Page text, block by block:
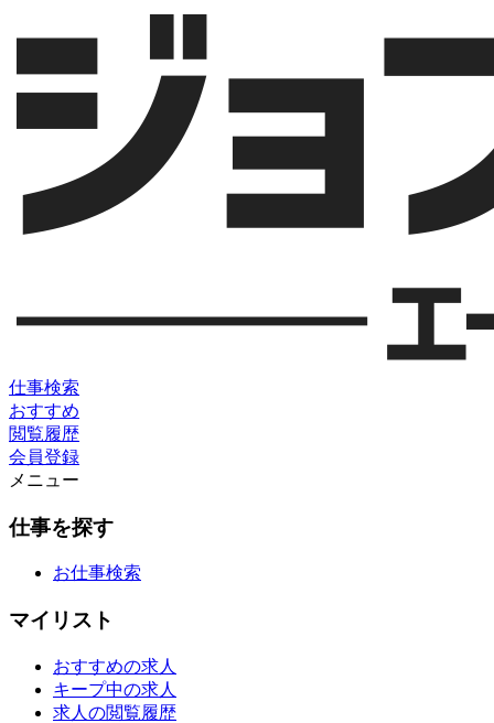
仕事検索
おすすめ
閲覧履歴
会員登録
メニュー
仕事を探す
お仕事検索
マイリスト
おすすめの求人
キープ中の求人
求人の閲覧履歴